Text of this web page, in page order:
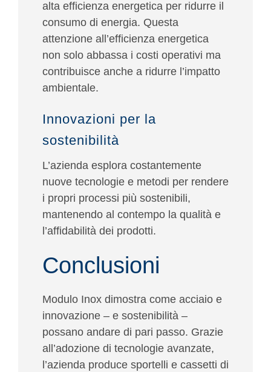
alta efficienza energetica per ridurre il
consumo di energia. Questa
attenzione all’efficienza energetica
non solo abbassa i costi operativi ma
contribuisce anche a ridurre l’impatto
ambientale.
Innovazioni per la
sostenibilità
L’azienda esplora costantemente
nuove tecnologie e metodi per rendere
i propri processi più sostenibili,
mantenendo al contempo la qualità e
l’affidabilità dei prodotti.
Conclusioni
Modulo Inox dimostra come acciaio e
innovazione – e sostenibilità –
possano andare di pari passo. Grazie
all’adozione di tecnologie avanzate,
l’azienda produce sportelli e cassetti di